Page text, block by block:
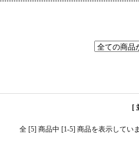
[
全 [5] 商品中 [1-5] 商品を表示してい